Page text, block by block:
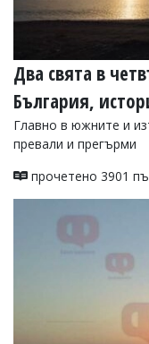
Два свята в
България,
Главно в южните и
превали и прегърми
прочетено 3901